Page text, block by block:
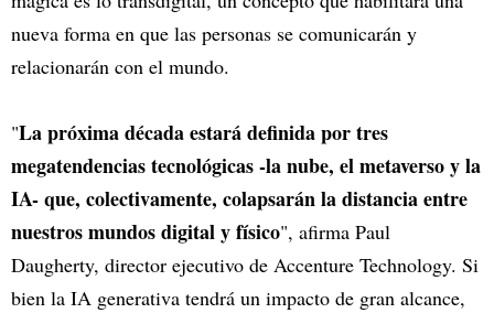
nueva forma en que las personas se comunicarán y
relacionarán con el mundo.
"La próxima década estará definida por tres
megatendencias tecnológicas -la nube, el metaverso y la
IA- que, colectivamente, colapsarán la distancia entre
nuestros mundos digital y físico", afirma Paul
Daugherty, director ejecutivo de Accenture Technology. Si
bien la IA generativa tendrá un impacto de gran alcance,